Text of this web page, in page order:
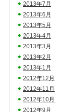
2013年7月
2013年6月
2013年5月
2013年4月
2013年3月
2013年2月
2013年1月
2012年12月
2012年11月
2012年10月
2012年9月